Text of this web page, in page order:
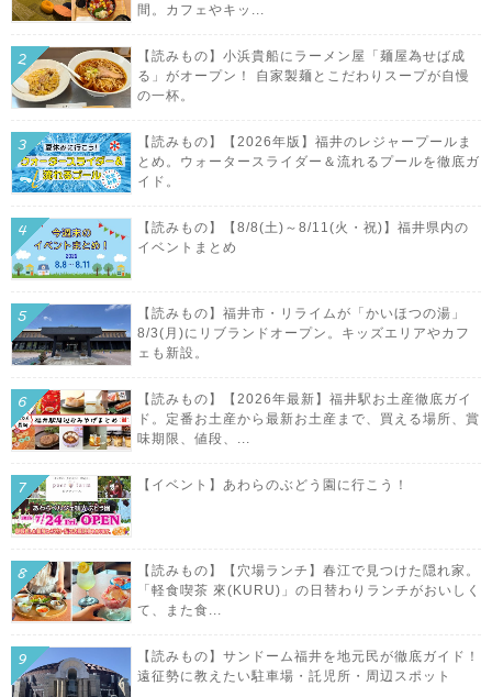
間。カフェやキッ...
【読みもの】小浜貴船にラーメン屋「麺屋為せば成
る」がオープン！ 自家製麺とこだわりスープが自慢
の一杯。
【読みもの】【2026年版】福井のレジャープールま
とめ。ウォータースライダー＆流れるプールを徹底ガ
イド。
【読みもの】【8/8(土)～8/11(火・祝)】福井県内の
イベントまとめ
【読みもの】福井市・リライムが「かいほつの湯」
8/3(月)にリブランドオープン。キッズエリアやカフ
ェも新設。
【読みもの】【2026年最新】福井駅お土産徹底ガイ
ド。定番お土産から最新お土産まで、買える場所、賞
味期限、値段、...
【イベント】あわらのぶどう園に行こう！
【読みもの】【穴場ランチ】春江で見つけた隠れ家。
「軽食喫茶 來(KURU)」の日替わりランチがおいしく
て、また食...
【読みもの】サンドーム福井を地元民が徹底ガイド！
遠征勢に教えたい駐車場・託児所・周辺スポット